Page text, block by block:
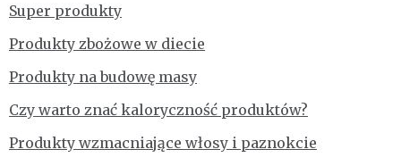
Super produkty
Produkty zbożowe w diecie
Produkty na budowę masy
Czy warto znać kaloryczność produktów?
Produkty wzmacniające włosy i paznokcie